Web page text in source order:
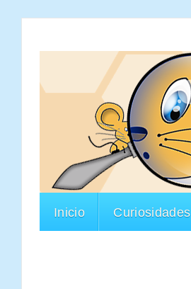
Inicio Curiosidades